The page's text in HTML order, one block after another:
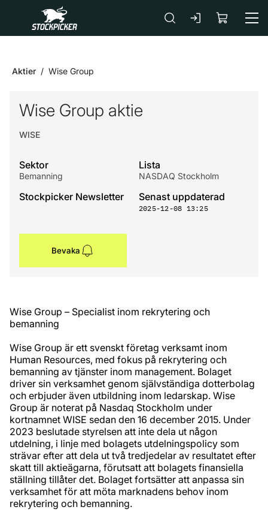
Gå till huvudinnehåll
Aktier Wise Group
Wise Group aktie
WISE
Sektor
Bemanning
Lista
NASDAQ Stockholm
Stockpicker Newsletter Senast uppdaterad
2025-12-08 13:25
Bevaka
Wise Group – Specialist inom rekrytering och
bemanning
Wise Group är ett svenskt företag verksamt inom
Human Resources, med fokus på rekrytering och
bemanning av tjänster inom management. Bolaget
driver sin verksamhet genom självständiga dotterbolag
och erbjuder även utbildning inom ledarskap. Wise
Group är noterat på Nasdaq Stockholm under
kortnamnet WISE sedan den 16 december 2015. Under
2023 beslutade styrelsen att inte dela ut någon
utdelning, i linje med bolagets utdelningspolicy som
strävar efter att dela ut två tredjedelar av resultatet efter
skatt till aktieägarna, förutsatt att bolagets finansiella
ställning tillåter det. Bolaget fortsätter att anpassa sin
verksamhet för att möta marknadens behov inom
rekrytering och bemanning.